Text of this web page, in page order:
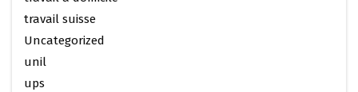
travail suisse
Uncategorized
unil
ups